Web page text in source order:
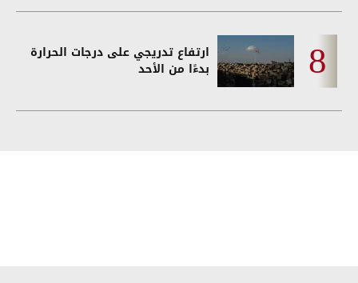
ارتفاع تدريجي على درجات الحرارة
بدءًا من الأحد